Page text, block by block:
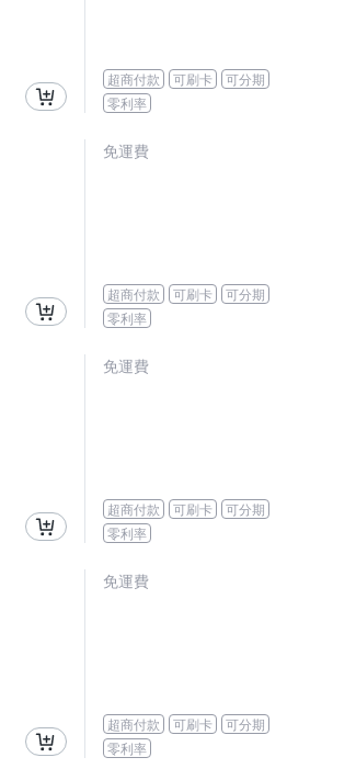
超商付款 可刷卡
可分期
零利率
免運費
超商付款 可刷卡
可分期
零利率
免運費
超商付款 可刷卡
可分期
零利率
免運費
超商付款 可刷卡
可分期
零利率